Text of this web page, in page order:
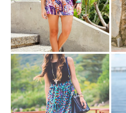
school
Maxis in Merida!